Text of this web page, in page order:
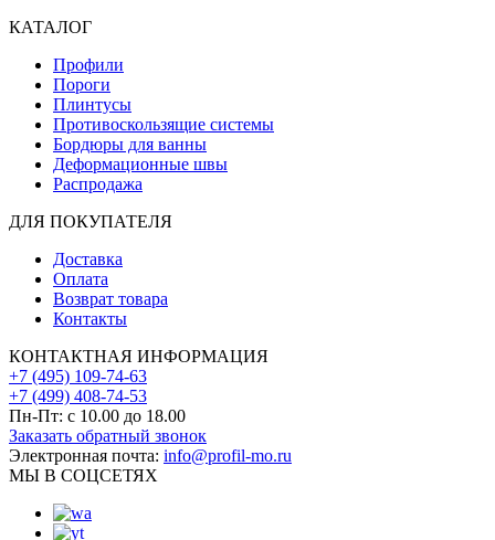
КАТАЛОГ
Профили
Пороги
Плинтусы
Противоскользящие системы
Бордюры для ванны
Деформационные швы
Распродажа
ДЛЯ ПОКУПАТЕЛЯ
Доставка
Оплата
Возврат товара
Контакты
КОНТАКТНАЯ ИНФОРМАЦИЯ
+7 (495) 109-74-63
+7 (499) 408-74-53
Пн-Пт: с 10.00 до 18.00
Заказать обратный звонок
Электронная почта: info@profil-mo.ru
МЫ В СОЦСЕТЯХ